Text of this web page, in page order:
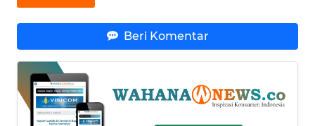
Beri Komentar
SUMBAR
WN
SUMSEL